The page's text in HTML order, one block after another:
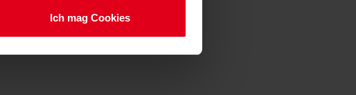
Ich mag Cookies